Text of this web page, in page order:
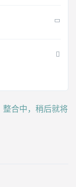
整合中，稍后就将